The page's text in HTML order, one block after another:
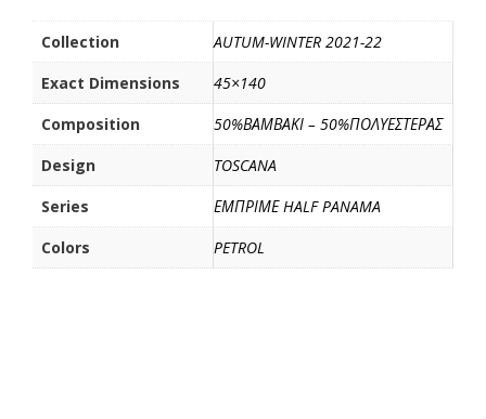
τ
ε
Collection
AUTUM-WINTER 2021-22
Exact Dimensions
45×140
Composition
50%ΒΑΜΒΑΚΙ – 50%ΠΟΛΥΕΣΤΕΡΑΣ
Design
TOSCANA
Series
ΕΜΠΡΙΜΕ HALF PANAMA
Colors
PETROL